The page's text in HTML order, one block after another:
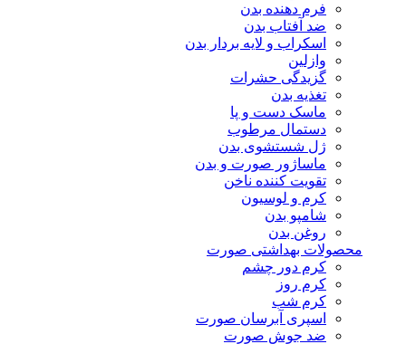
فرم دهنده بدن
ضد آفتاب بدن
اسکراب و لایه بردار بدن
وازلین
گزیدگی حشرات
تغذیه بدن
ماسک دست و پا
دستمال مرطوب
ژل شستشوی بدن
ماساژور صورت و بدن
تقویت کننده ناخن
کرم و لوسیون
شامپو بدن
روغن بدن
محصولات بهداشتی صورت
کرم دور چشم
کرم روز
کرم شب
اسپری آبرسان صورت
ضد جوش صورت